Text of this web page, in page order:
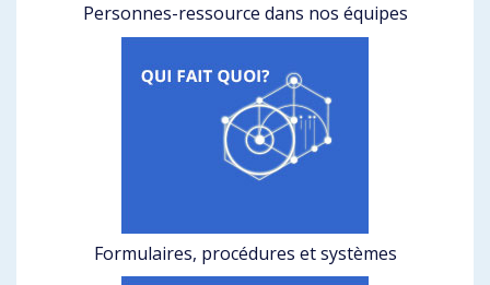
Personnes-ressource dans nos équipes
Formulaires, procédures et systèmes